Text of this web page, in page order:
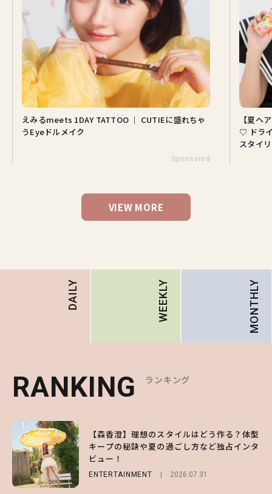
えみるmeets 1DAY TATTOO ｜ CUTIEに盛れちゃ
うEyeドルメイク
Sponsored
【夏ヘ
♡ ドラ
スタイ
VIEW MORE
DAILY WEEKLY MONTHLY
RANKING ランキング
1
【森香澄】理想のスタイルはどう作る？体型
キープの秘訣や夏の過ごし方など独占インタ
ビュー！
ENTERTAINMENT 2026.07.31
RANKING ランキング
1
【ハローキティ】がスシローと初コラボ♡
第1弾の気になるメニュー＆限定グッズを総
チェック！
LIFESTYLE 2026.07.31
RANKING ランキング
1
【SNIDEL】長濱ねるとロマンティックトラ
ッドな秋はじめ｜2026秋の新作コーデ4選